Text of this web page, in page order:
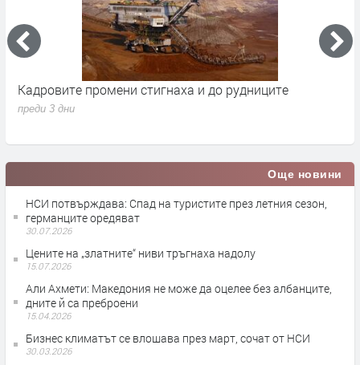
и до рудниците
Парите от Брюксел
Още новини
НСИ потвърждава: Спад на туристите през летния сезон,
германците оредяват
30.07.2026
Цените на „златните“ ниви тръгнаха надолу
15.07.2026
Али Ахмети: Македония не може да оцелее без албанците,
дните й са преброени
15.04.2026
Бизнес климатът се влошава през март, сочат от НСИ
30.03.2026